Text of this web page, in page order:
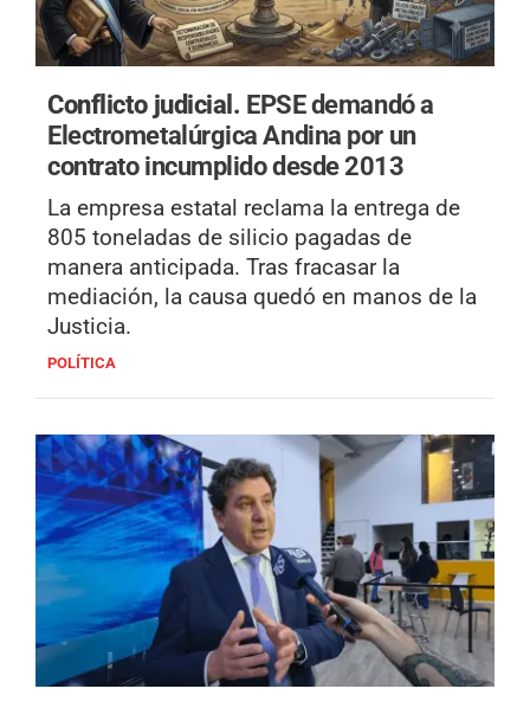
Conflicto judicial. EPSE demandó a
Electrometalúrgica Andina por un
contrato incumplido desde 2013
La empresa estatal reclama la entrega de
805 toneladas de silicio pagadas de
manera anticipada. Tras fracasar la
mediación, la causa quedó en manos de la
Justicia.
POLÍTICA